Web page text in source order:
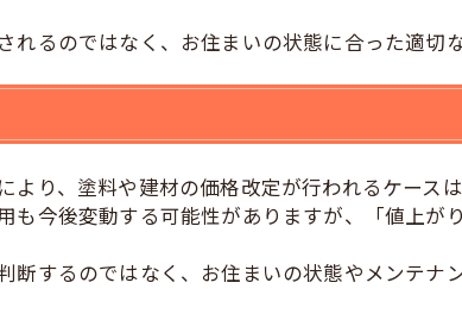
れるのではなく、お住まいの状態に合った適切
より、塗料や建材の価格改定が行われるケースは
も今後変動する可能性がありますが、「値上
断するのではなく、お住まいの状態やメンテナ